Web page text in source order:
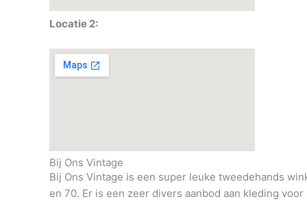
Locatie 2:
Bij Ons Vintage
Bij Ons Vintage is een super leuke tweedehands
en 70. Er is een zeer divers aanbod aan kleding